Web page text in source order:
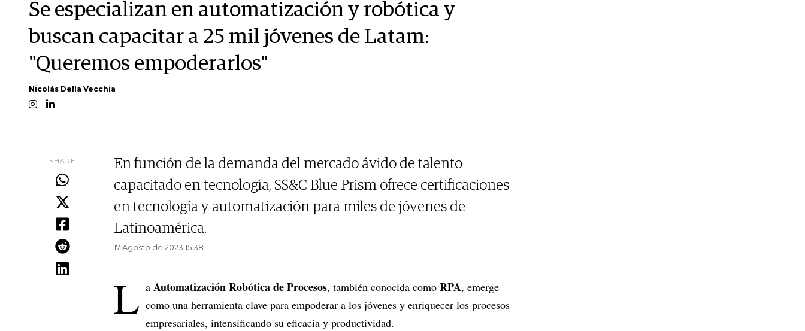
Se especializan en automatización y robótica y
buscan capacitar a 25 mil jóvenes de Latam:
"Queremos empoderarlos"
Nicolás Della Vecchia
SHARE
En función de la demanda del mercado ávido de talento
capacitado en tecnología, SS&C Blue Prism ofrece certificaciones
en tecnología y automatización para miles de jóvenes de
Latinoamérica.
17 Agosto de 2023 15.38
L a Automatización Robótica de Procesos, también conocida como RPA, emerge
como una herramienta clave para empoderar a los jóvenes y enriquecer los procesos
empresariales, intensificando su eficacia y productividad.